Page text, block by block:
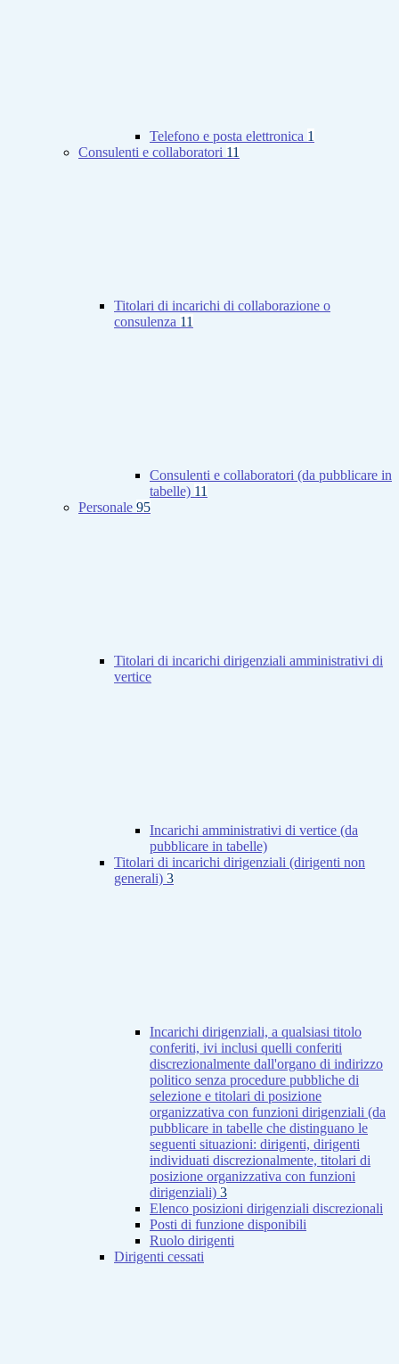
Telefono e posta elettronica 1
Consulenti e collaboratori 11
Titolari di incarichi di collaborazione o
consulenza 11
Consulenti e collaboratori (da pubblicare in
tabelle) 11
Personale 95
Titolari di incarichi dirigenziali amministrativi di
vertice
Incarichi amministrativi di vertice (da
pubblicare in tabelle)
Titolari di incarichi dirigenziali (dirigenti non
generali) 3
Incarichi dirigenziali, a qualsiasi titolo
conferiti, ivi inclusi quelli conferiti
discrezionalmente dall'organo di indirizzo
politico senza procedure pubbliche di
selezione e titolari di posizione
organizzativa con funzioni dirigenziali (da
pubblicare in tabelle che distinguano le
seguenti situazioni: dirigenti, dirigenti
individuati discrezionalmente, titolari di
posizione organizzativa con funzioni
dirigenziali) 3
Elenco posizioni dirigenziali discrezionali
Posti di funzione disponibili
Ruolo dirigenti
Dirigenti cessati